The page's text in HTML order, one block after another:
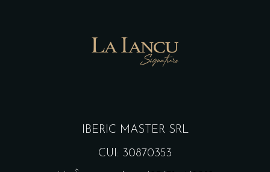
IBERIC MASTER SRL
CUI: 30870353